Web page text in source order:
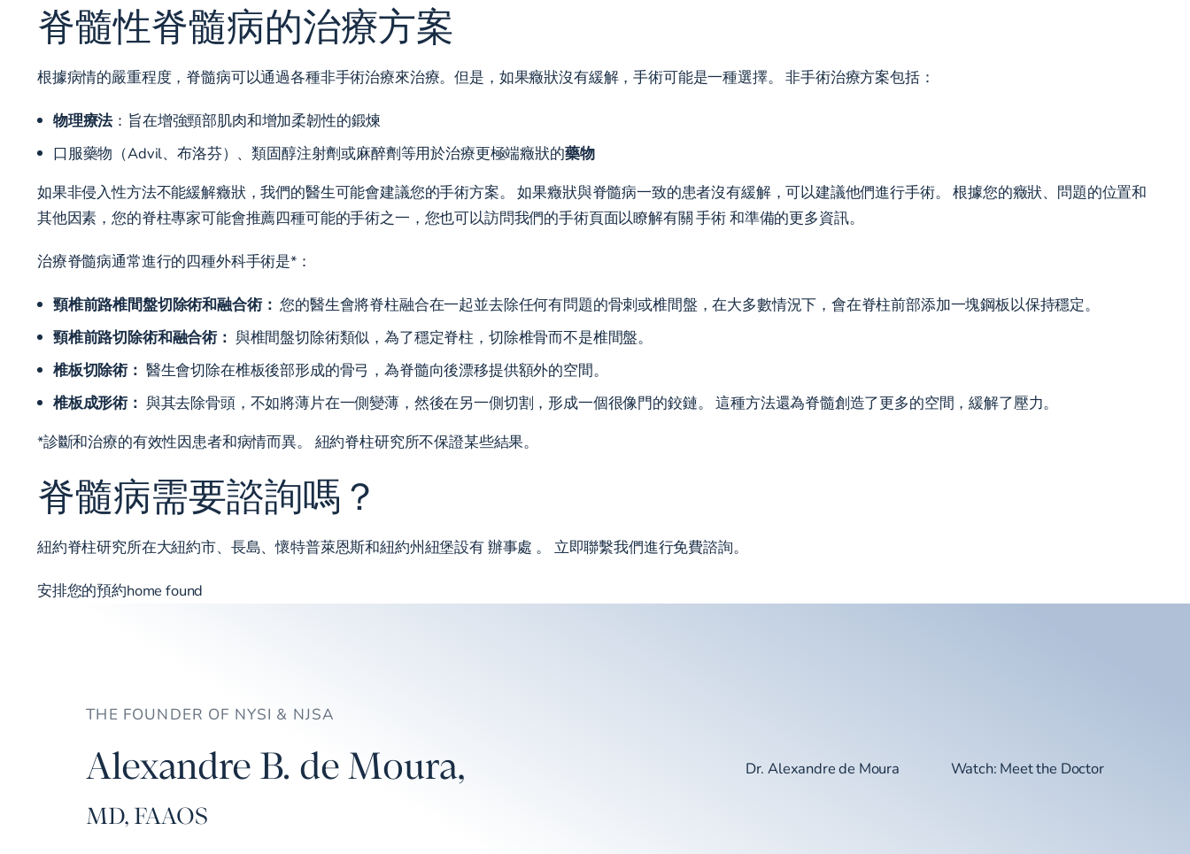
脊髓性脊髓病的治療方案
根據病情的嚴重程度，脊髓病可以通過各種非手術治療來治療。但是，如果癥狀沒有緩解，手術可能是一種選擇。 非手術治療方案包括：
物理療法：旨在增強頸部肌肉和增加柔韌性的鍛煉
口服藥物（Advil、布洛芬）、類固醇注射劑或麻醉劑等用於治療更極端癥狀的藥物
如果非侵入性方法不能緩解癥狀，我們的醫生可能會建議您的手術方案。 如果癥狀與脊髓病一致的患者沒有緩解，可以建議他們進行手術。 根據您的癥狀、問題的位置和
其他因素，您的脊柱專家可能會推薦四種可能的手術之一，您也可以訪問我們的手術頁面以瞭解有關手術和準備的更多資訊。
治療脊髓病通常進行的四種外科手術是*：
頸椎前路椎間盤切除術和融合術： 您的醫生會將脊柱融合在一起並去除任何有問題的骨刺或椎間盤，在大多數情況下，會在脊柱前部添加一塊鋼板以保持穩定。
頸椎前路切除術和融合術： 與椎間盤切除術類似，為了穩定脊柱，切除椎骨而不是椎間盤。
椎板切除術： 醫生會切除在椎板後部形成的骨弓，為脊髓向後漂移提供額外的空間。
椎板成形術： 與其去除骨頭，不如將薄片在一側變薄，然後在另一側切割，形成一個很像門的鉸鏈。 這種方法還為脊髓創造了更多的空間，緩解了壓力。
*診斷和治療的有效性因患者和病情而異。 紐約脊柱研究所不保證某些結果。
脊髓病需要諮詢嗎？
紐約脊柱研究所在大紐約市、長島、懷特普萊恩斯和紐約州紐堡設有辦事處 。 立即聯繫我們進行免費諮詢。
安排您的預約home found
THE FOUNDER OF NYSI & NJSA
Alexandre B. de Moura,
MD, FAAOS
Dr. Alexandre de Moura Watch: Meet the Doctor